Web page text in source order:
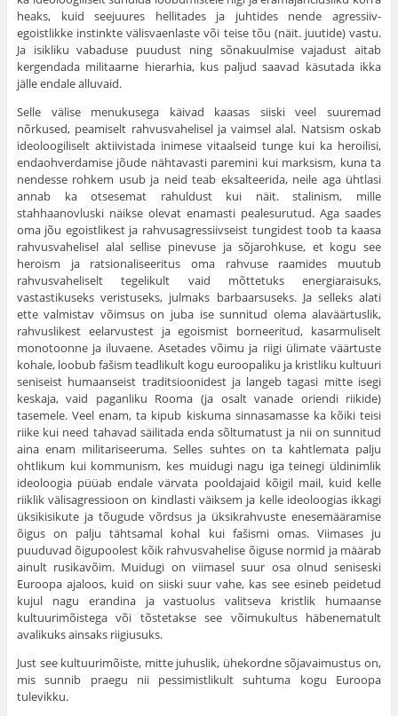
heaks, kuid seejuures hellitades ja juhtides nende agressiiv-
egoistlikke instinkte välisvaenlaste või teise tõu (näit. juutide) vastu.
Ja isik­liku vabaduse puudust ning sõnakuulmise vajadust aitab
kergendada militaarne hierarhia, kus paljud saavad käsutada ikka
jälle endale allu­vaid.
Selle välise menukusega käivad kaasas siiski veel suuremad
nõrkused, peamiselt rahvusvahelisel ja vaimsel alal. Natsism oskab
ideoloogiliselt aktiivistada inimese vitaalseid tunge kui ka heroilisi,
endaohverdamise jõude nähtavasti paremini kui marksism, kuna ta
nendesse rohkem usub ja neid teab eksalteerida, neile aga ühtlasi
annab ka otsesemat rahuldust kui näit. stalinism, mille
stahhaanovluski näikse olevat enamasti pealesurutud. Aga saades
oma jõu egoistlikest ja rahvusagressiivseist tungidest toob ta kaasa
rahvusvahelisel alal sellise pinevuse ja sõjarohkuse, et kogu see
heroism ja ratsionaliseeritus oma rahvuse raamides muutub
rahvusvaheliselt tegelikult vaid mõttetuks energiaraisuks,
vastastikuseks veristuseks, julmaks barbaarsuseks. Ja selleks alati
ette valmistav võimsus on juba ise sunnitud olema alaväärtuslik,
rahvuslikest eelarvustest ja egoismist borneeritud, kasarmuliselt
monotoonne ja iluvaene. Asetades võimu ja riigi ülimate väärtuste
kohale, loobub fašism teadlikult kogu euroopaliku ja kristliku kultuuri
seniseist humaanseist traditsioonidest ja langeb tagasi mitte isegi
keskaja, vaid paganliku Rooma (ja osalt vanade oriendi riikide)
tasemele. Veel enam, ta kipub kiskuma sinnasamasse ka kõiki teisi
riike kui need tahavad säilitada enda sõltumatust ja nii on sunnitud
aina enam militariseeruma. Selles suhtes on ta kahtlemata palju
ohtlikum kui kommunism, kes muidugi nagu iga teinegi üldinimlik
ideoloogia püüab endale värvata pooldajaid kõigil mail, kuid kelle
riiklik välisagressioon on kindlasti väiksem ja kelle ideoloogias ikkagi
üksikisikute ja tõugude võrdsus ja üksikrahvuste enesemääramise
õigus on palju tähtsamal kohal kui fašismi omas. Viimases ju
puuduvad õigupoolest kõik rahvusvahelise õiguse normid ja määrab
ainult rusikavõim. Muidugi on viimasel suur osa olnud seniseski
Euroopa ajaloos, kuid on siiski suur vahe, kas see esineb peidetud
kujul nagu erandina ja vastuolus valitseva kristlik humaanse
kultuurimõistega või tõstetakse see võimukultus häbenematult
avalikuks ainsaks riigiusuks.
Just see kultuurimõiste, mitte juhuslik, ühekordne sõjavaimustus on,
mis sunnib praegu nii pessimistlikult suhtuma kogu Euroopa
tulevikku.